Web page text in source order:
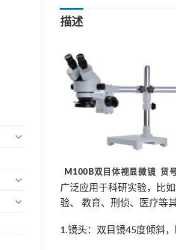
描述
M100B双目体视显微镜
广泛应用于科研实验，比
验、 教育、刑侦、医疗等
1.镜头：双目镜45度倾斜